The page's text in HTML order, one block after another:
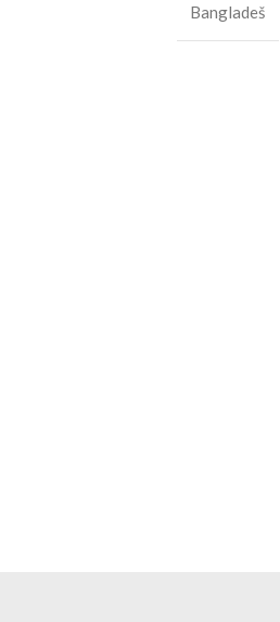
Bangladeš